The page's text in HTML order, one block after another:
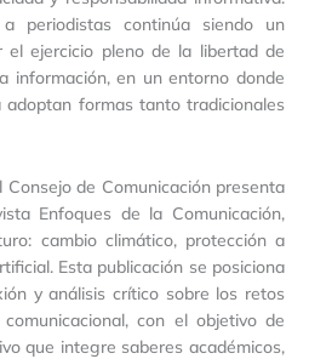
periodistas continúa siendo un
el ejercicio pleno de la libertad de
información, en un entorno donde
adoptan formas tanto tradicionales
de Comunicación presenta
Enfoques de la Comunicación,
cambio climático, protección a
Esta publicación se posiciona
y análisis crítico sobre los retos
con el objetivo de
que integre saberes académicos,